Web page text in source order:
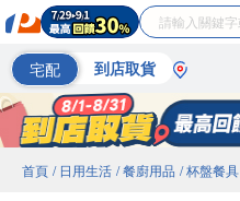
宅配 到店取貨
首頁 / 日用生活 / 餐廚用品 / 杯盤餐具